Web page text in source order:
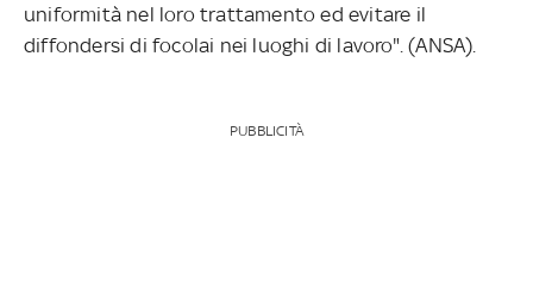
uniformità nel loro trattamento ed evitare il
diffondersi di focolai nei luoghi di lavoro". (ANSA).
PUBBLICITÀ